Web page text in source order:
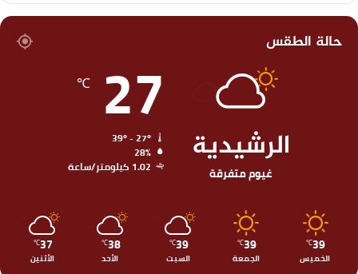
حالة الطقس
الرشيدية
غيوم متفرقة
27
℃
28%
1.02 كيلومتر/ساعة
39
℃
الخميس
39
℃
الجمعة
39
℃
السبت
38
℃
الأحد
37
℃
الأثنين